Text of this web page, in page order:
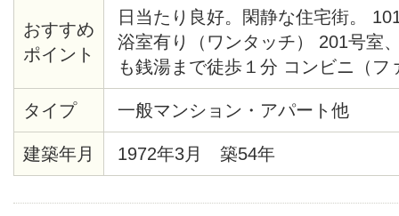
おすすめ
ポイント
日当たり良好。閑静な住宅街。
浴室有り（ワンタッチ） 201号室
も銭湯まで徒歩１分 コンビニ（フ
まで徒歩２分。ダイエーまで徒歩
タイプ
一般マンション・アパート他
建築年月 1972年3月 築54年